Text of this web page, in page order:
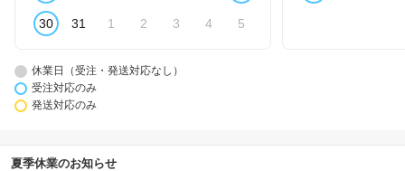
30 31 1 2 3 4 5
休業日（受注・発送対応なし）
受注対応のみ
発送対応のみ
夏季休業のお知らせ